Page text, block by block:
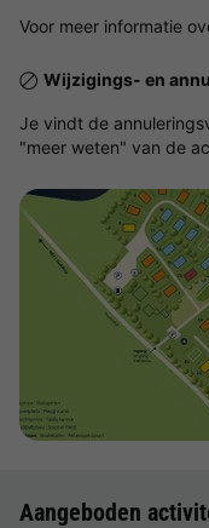
Voor meer informatie
Wijzigings- en
Je vindt de
"meer weten" van de
Aangeboden